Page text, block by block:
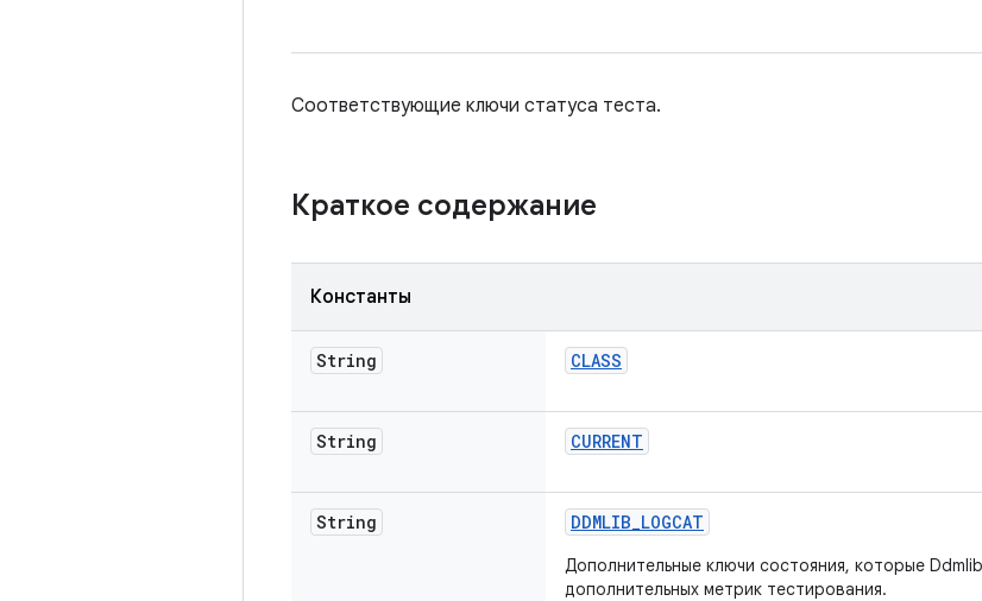
Соответствующие ключи статуса теста.
Краткое содержание
Константы
String CLASS
String CURRENT
String DDMLIB_LOGCAT
Дополнительные ключи состояния, которые
дополнительных метрик тестирования.